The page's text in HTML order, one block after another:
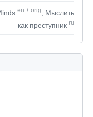
en + orig
, Мыслить
как преступник ru